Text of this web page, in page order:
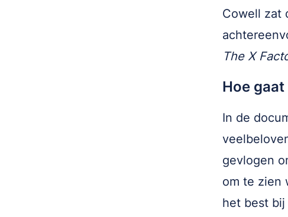
Cowell zat
The X
Hoe
In de
gevlogen
om te zien
het best bij